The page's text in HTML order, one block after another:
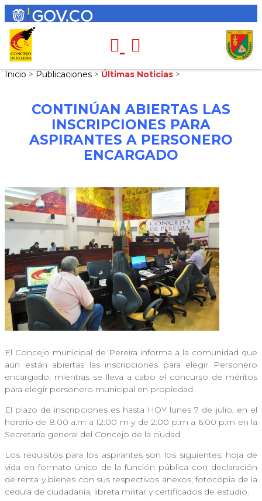
Inicio > Publicaciones > Últimas Noticias >
CONTINÚAN ABIERTAS LAS
INSCRIPCIONES PARA
ASPIRANTES A PERSONERO
ENCARGADO
El Concejo municipal de Pereira informa a la comunidad que
aún están abiertas las inscripciones para elegir Personero
encargado, mientras se lleva a cabo el concurso de méritos
para elegir personero municipal en propiedad.
El plazo de inscripciones es hasta HOY lunes 7 de julio, en el
horario de 8:00 a.m a 12:00 m y de 2:00 p.m a 6:00 p.m en la
Secretaría general del Concejo de la ciudad.
Los requisitos para los aspirantes son los siguientes: hoja de
vida en formato único de la función pública con declaración
de renta y bienes con sus respectivos anexos, fotocopia de la
cédula de ciudadanía, libreta militar y certificados de estudio.